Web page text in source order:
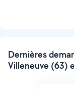
Dernières
Villeneuve (63)